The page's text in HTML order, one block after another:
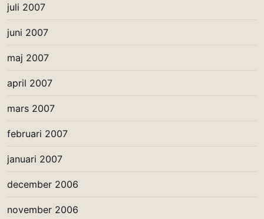
juli 2007
juni 2007
maj 2007
april 2007
mars 2007
februari 2007
januari 2007
december 2006
november 2006